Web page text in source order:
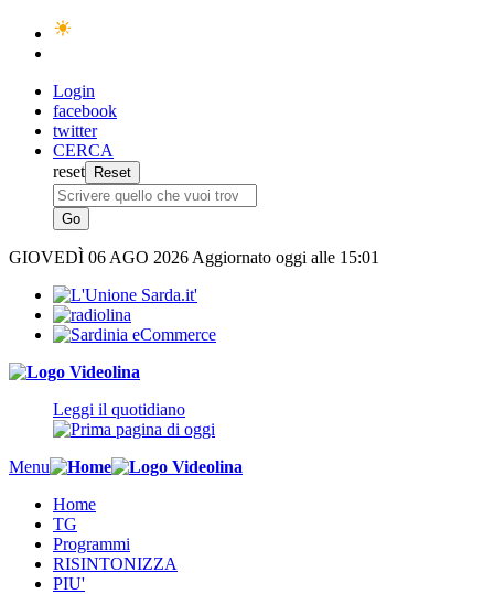
Login
facebook
twitter
CERCA
reset
GIOVEDÌ 06 AGO 2026 Aggiornato oggi alle 15:01
Leggi il quotidiano
Menu
Home
TG
Programmi
RISINTONIZZA
PIU'